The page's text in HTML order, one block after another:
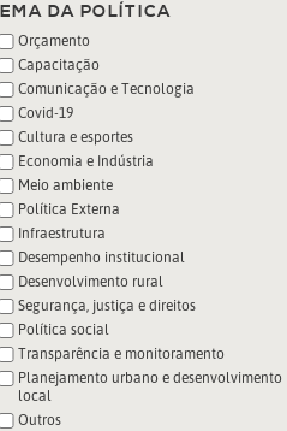
DA POLÍTICA
Orçamento
Capacitação
Comunicação e Tecnologia
Covid-19
Cultura e esportes
Economia e Indústria
Meio ambiente
Política Externa
Infraestrutura
Desempenho institucional
Desenvolvimento rural
Segurança, justiça e direitos
Política social
Transparência e monitoramento
Planejamento urbano e desenvolvimento
local
Outros